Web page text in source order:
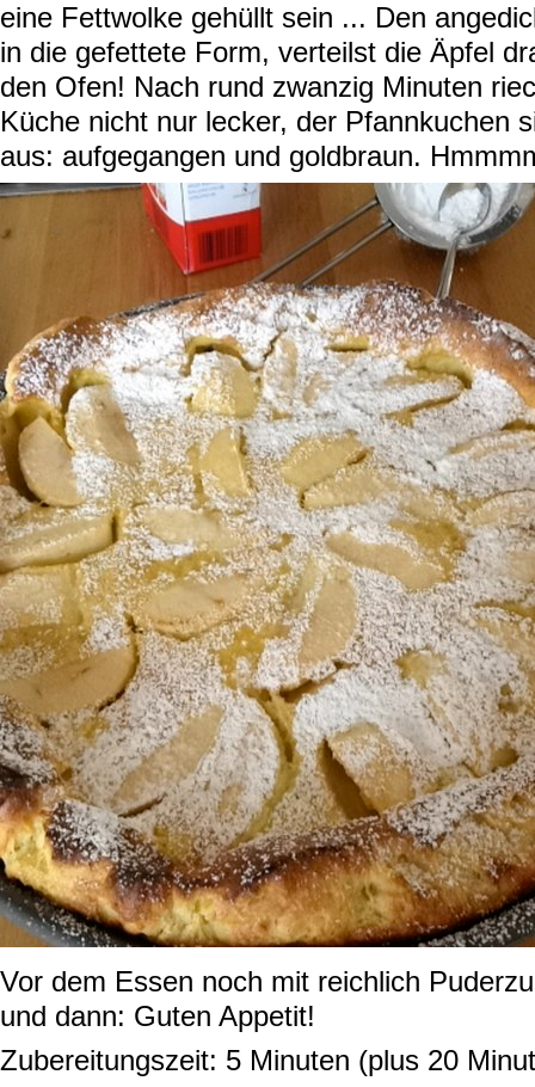
eine Fettwolke gehüllt sein ... Den
in die gefettete Form, verteilst die Äpfel
den Ofen! Nach rund zwanzig Minuten
Küche nicht nur lecker, der Pfannkuchen
aus: aufgegangen und goldbraun.
Vor dem Essen noch mit reichlich
und dann: Guten Appetit!
Zubereitungszeit: 5 Minuten (plus 20